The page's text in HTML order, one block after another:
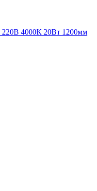
220В 4000К 20Вт 1200мм